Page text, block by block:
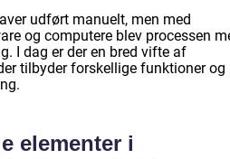
udført manuelt, men med
og computere blev processen
I dag er der en bred vifte af
tilbyder forskellige funktioner og
elementer i